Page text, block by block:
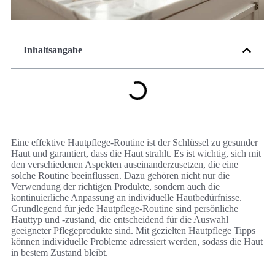
Inhaltsangabe
Eine effektive Hautpflege-Routine ist der Schlüssel zu gesunder
Haut und garantiert, dass die Haut strahlt. Es ist wichtig, sich mit
den verschiedenen Aspekten auseinanderzusetzen, die eine
solche Routine beeinflussen. Dazu gehören nicht nur die
Verwendung der richtigen Produkte, sondern auch die
kontinuierliche Anpassung an individuelle Hautbedürfnisse.
Grundlegend für jede Hautpflege-Routine sind persönliche
Hauttyp und -zustand, die entscheidend für die Auswahl
geeigneter Pflegeprodukte sind. Mit gezielten Hautpflege Tipps
können individuelle Probleme adressiert werden, sodass die Haut
in bestem Zustand bleibt.